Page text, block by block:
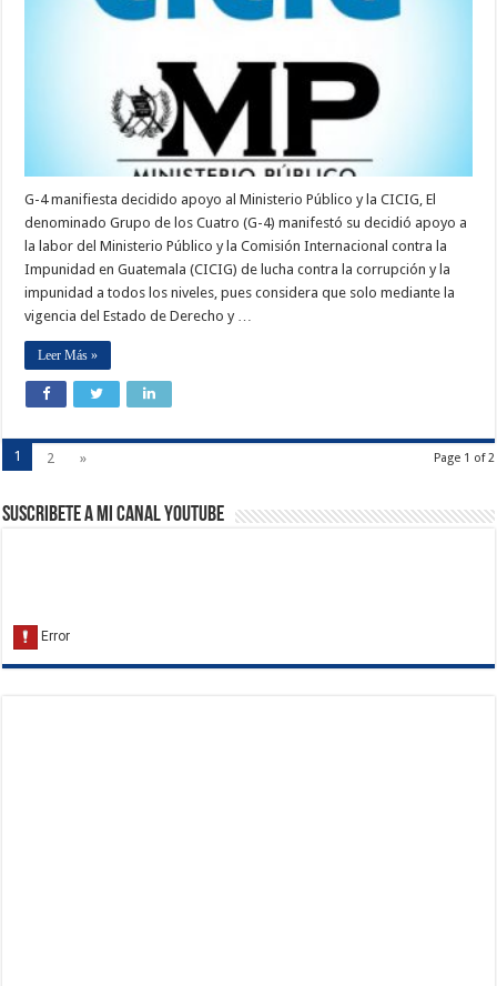
G-4 manifiesta decidido apoyo al Ministerio Público y la CICIG, El
denominado Grupo de los Cuatro (G-4) manifestó su decidió apoyo a
la labor del Ministerio Público y la Comisión Internacional contra la
Impunidad en Guatemala (CICIG) de lucha contra la corrupción y la
impunidad a todos los niveles, pues considera que solo mediante la
vigencia del Estado de Derecho y …
Leer Más »
Page 1 of 2
1 2 »
Suscribete a Mi Canal Youtube